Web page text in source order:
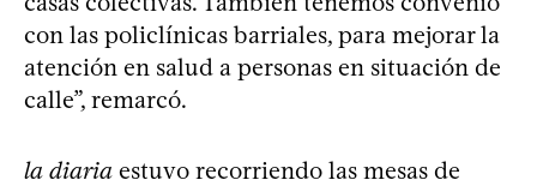
con las policlínicas barriales, para mejorar la
atención en salud a personas en situación de
calle”, remarcó.
la diaria estuvo recorriendo las mesas de